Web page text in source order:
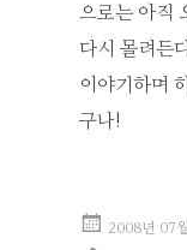
으로는 아직
다시 몰려든
이야기하며
구나!
2008년 07